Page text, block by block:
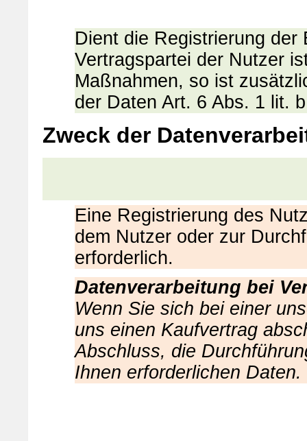
Dient die Registrierung
Vertragspartei der Nutzer
Maßnahmen, so ist
der Daten Art. 6 Abs. 1 lit.
Zweck der
Eine Registrierung des
dem Nutzer oder zur
erforderlich.
Datenverarbeitung bei
Wenn Sie sich bei einer
uns einen Kaufvertrag
Abschluss, die
Ihnen erforderlichen